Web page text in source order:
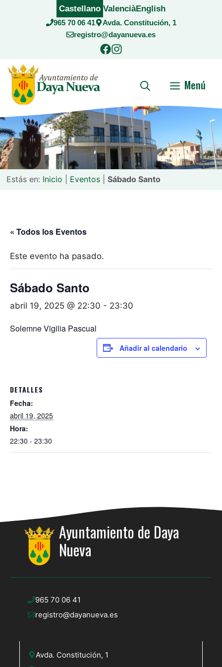
965 70 06 41
Avda. Constitución, 1
registro@dayanueva.es
Castellano ValenciàEnglish
Menú
Estás en: Inicio Eventos |Sábado Santo
« Todos los Eventos
Este evento ha pasado.
Sábado Santo
abril 19, 2025 @ 22:30 - 23:30
Solemne Vigilia Pascual
Añadir al calendario
DETALLES
Fecha:
abril 19, 2025
Hora:
22:30 - 23:30
Ayuntamiento de Daya
Nueva
965 70 06 41
registro@dayanueva.es
Avda. Constitución, 1